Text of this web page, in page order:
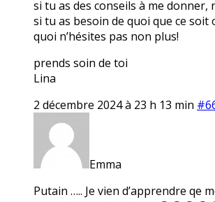
si tu as des conseils à me donner,
si tu as besoin de quoi que ce soit
quoi n’hésites pas non plus!
prends soin de toi
Lina
2 décembre 2024 à 23 h 13 min
Emma
Putain ….. Je vien d’apprendre qe